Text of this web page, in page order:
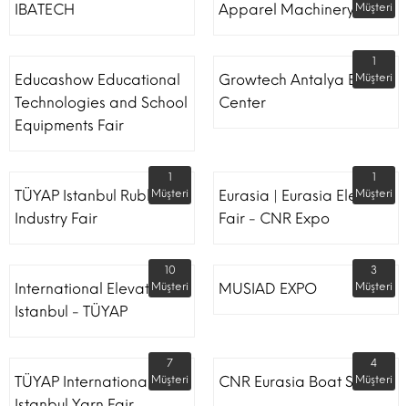
IBATECH Apparel Machinery Fair
Müşteri
Educashow Educational
Technologies and School
Equipments Fair
Growtech Antalya Expo
Center
1
Müşteri
TÜYAP Istanbul Rubber
Industry Fair
1
Müşteri
Eurasia | Eurasia Elevator
Fair - CNR Expo
1
Müşteri
International Elevator
Istanbul - TÜYAP
10
Müşteri
MUSIAD EXPO
3
Müşteri
TÜYAP International
7
Müşteri
CNR Eurasia Boat Show
4
Müşteri